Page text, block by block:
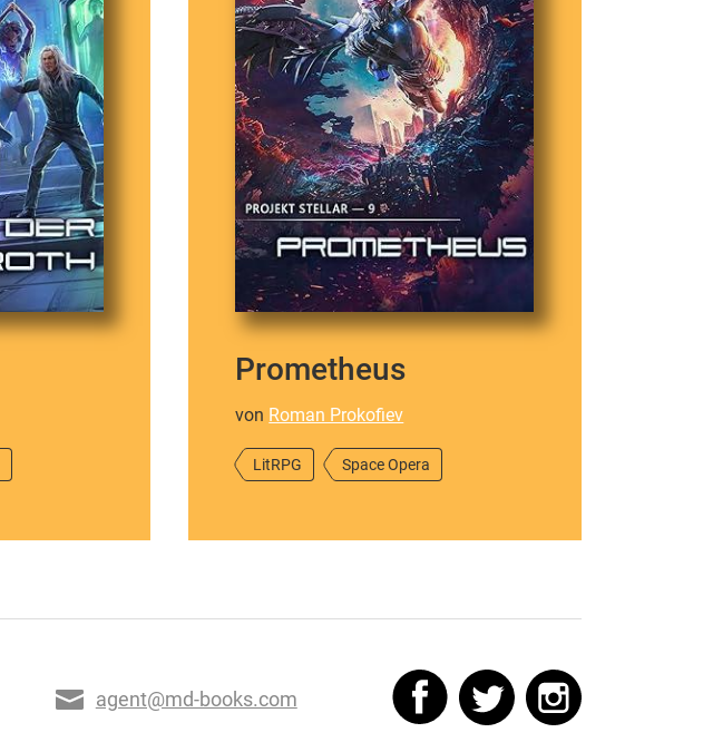
Prometheus
von Roman Prokofiev
LitRPG Space Opera
agent@md-books.com